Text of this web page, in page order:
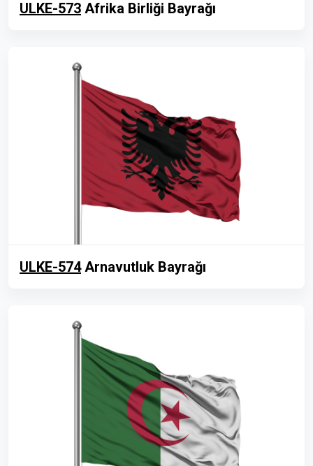
ULKE-573 Afrika Birliği Bayrağı
ULKE-574Arnavutluk Bayrağı